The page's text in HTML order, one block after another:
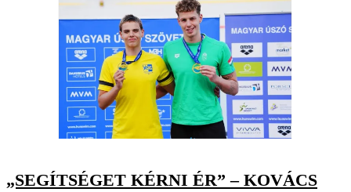
„SEGÍTSÉGET KÉRNI ÉR” – KOVÁCS